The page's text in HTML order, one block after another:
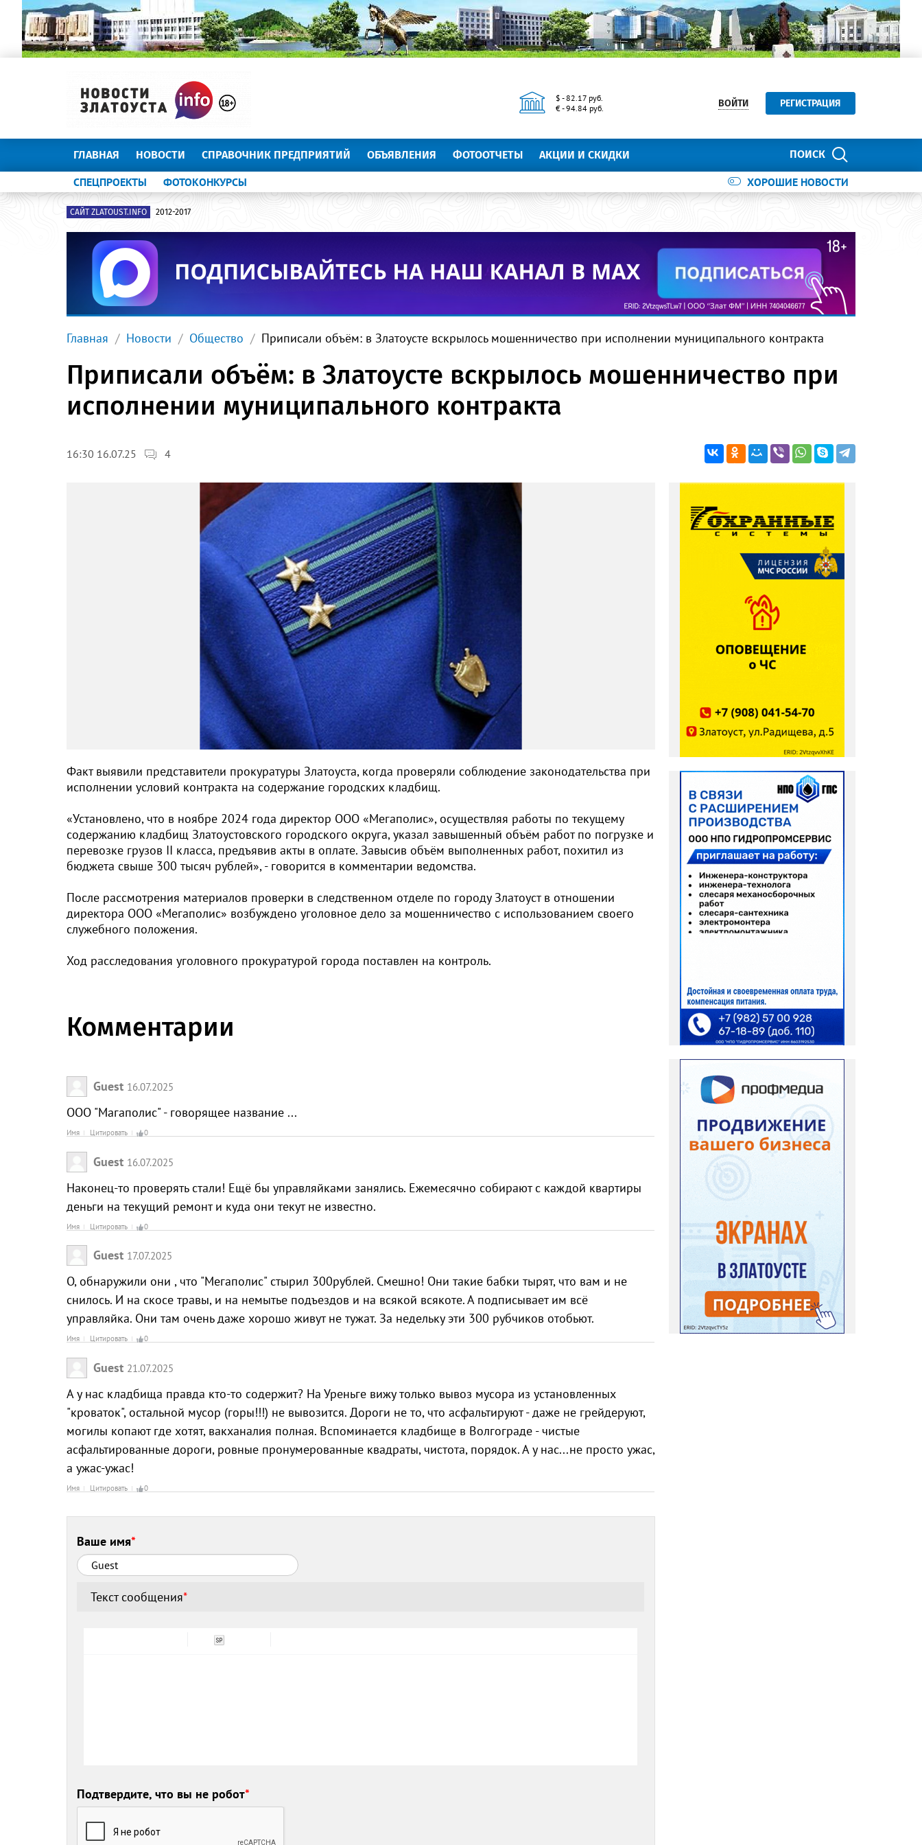
$ - 82.17 руб.
€ - 94.84 руб.
ВОЙТИ РЕГИСТРАЦИЯ
ПОИСК
ГЛАВНАЯ НОВОСТИ СПРАВОЧНИК ПРЕДПРИЯТИЙ ОБЪЯВЛЕНИЯ ФОТООТЧЕТЫ АКЦИИ И СКИДКИ
ХОРОШИЕ НОВОСТИ
СПЕЦПРОЕКТЫ ФОТОКОНКУРСЫ
САЙТ ZLATOUST.INFO 2012-2017
Главная Новости Общество Приписали объём: в Златоусте вскрылось мошенничество при исполнении муниципального контракта
Приписали объём: в Златоусте вскрылось мошенничество при
исполнении муниципального контракта
16:30 16.07.25 4
Факт выявили представители прокуратуры Златоуста, когда проверяли соблюдение законодательства при
исполнении условий контракта на содержание городских кладбищ.
«Установлено, что в ноябре 2024 года директор ООО «Мегаполис», осуществляя работы по текущему
содержанию кладбищ Златоустовского городского округа, указал завышенный объём работ по погрузке и
перевозке грузов II класса, предъявив акты в оплате. Завысив объём выполненных работ, похитил из
бюджета свыше 300 тысяч рублей», - говорится в комментарии ведомства.
После рассмотрения материалов проверки в следственном отделе по городу Златоуст в отношении
директора ООО «Мегаполис» возбуждено уголовное дело за мошенничество с использованием своего
служебного положения.
Ход расследования уголовного прокуратурой города поставлен на контроль.
Комментарии
Guest 16.07.2025
ООО "Магаполис" - говорящее название ...
Имя Цитировать 0
Guest 16.07.2025
Наконец-то проверять стали! Ещё бы управляйками занялись. Ежемесячно собирают с каждой квартиры
деньги на текущий ремонт и куда они текут не известно.
Имя Цитировать 0
Guest 17.07.2025
О, обнаружили они , что "Мегаполис" стырил 300рублей. Смешно! Они такие бабки тырят, что вам и не
снилось. И на скосе травы, и на немытье подъездов и на всякой всякоте. А подписывает им всё
управляйка. Они там очень даже хорошо живут не тужат. За недельку эти 300 рубчиков отобьют.
Имя Цитировать 0
Guest 21.07.2025
А у нас кладбища правда кто-то содержит? На Уреньге вижу только вывоз мусора из установленных
"кроваток", остальной мусор (горы!!!) не вывозится. Дороги не то, что асфальтируют - даже не грейдеруют,
могилы копают где хотят, вакханалия полная. Вспоминается кладбище в Волгограде - чистые
асфальтированные дороги, ровные пронумерованные квадраты, чистота, порядок. А у нас...не просто ужас,
а ужас-ужас!
Имя Цитировать 0
Ваше имя*
Текст сообщения*
Подтвердите, что вы не робот*